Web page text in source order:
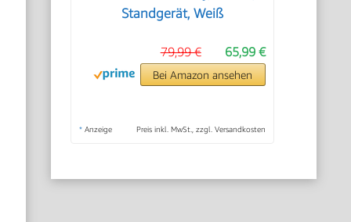
Standgerät, Weiß
65,99 €
79,99 €
Bei Amazon ansehen
* Anzeige Preis inkl. MwSt., zzgl. Versandkosten